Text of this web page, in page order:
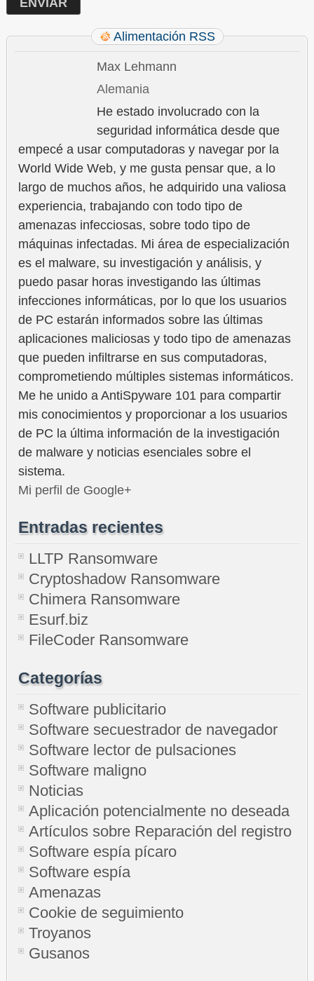
Alimentación RSS
Max Lehmann
Alemania
He estado involucrado con la
seguridad informática desde que
empecé a usar computadoras y navegar por la
World Wide Web, y me gusta pensar que, a lo
largo de muchos años, he adquirido una valiosa
experiencia, trabajando con todo tipo de
amenazas infecciosas, sobre todo tipo de
máquinas infectadas. Mi área de especialización
es el malware, su investigación y análisis, y
puedo pasar horas investigando las últimas
infecciones informáticas, por lo que los usuarios
de PC estarán informados sobre las últimas
aplicaciones maliciosas y todo tipo de amenazas
que pueden infiltrarse en sus computadoras,
comprometiendo múltiples sistemas informáticos.
Me he unido a AntiSpyware 101 para compartir
mis conocimientos y proporcionar a los usuarios
de PC la última información de la investigación
de malware y noticias esenciales sobre el
sistema.
Mi perfil de Google+
Entradas recientes
LLTP Ransomware
Cryptoshadow Ransomware
Chimera Ransomware
Esurf.biz
FileCoder Ransomware
Categorías
Software publicitario
Software secuestrador de navegador
Software lector de pulsaciones
Software maligno
Noticias
Aplicación potencialmente no deseada
Artículos sobre Reparación del registro
Software espía pícaro
Software espía
Amenazas
Cookie de seguimiento
Troyanos
Gusanos